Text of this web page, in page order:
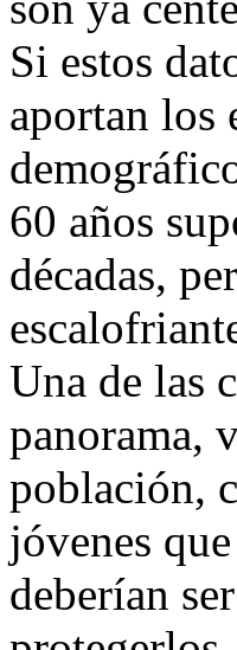
Si estos
aportan los
60 años
décadas,
Una de las
panorama,
población,
jóvenes
deberían